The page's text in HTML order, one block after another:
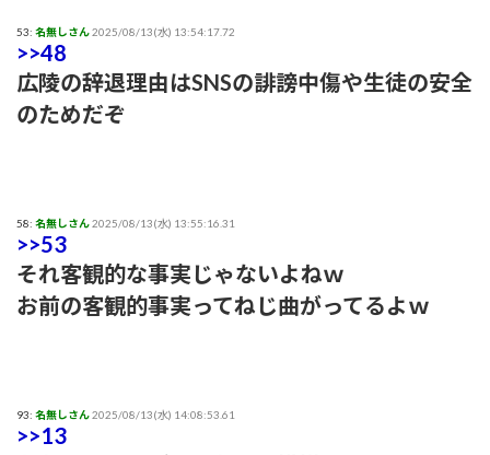
53: 名無しさん2025/08/13(水) 13:54:17.72
>>48
広陵の辞退理由はSNSの誹謗中傷や生徒の安全
のためだぞ
58: 名無しさん2025/08/13(水) 13:55:16.31
>>53
それ客観的な事実じゃないよねｗ
お前の客観的事実ってねじ曲がってるよｗ
93: 名無しさん2025/08/13(水) 14:08:53.61
>>13